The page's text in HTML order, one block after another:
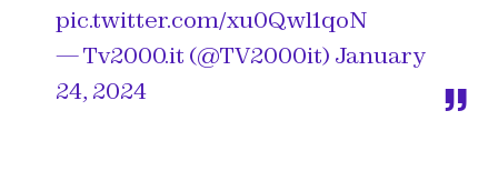
pic.twitter.com/xu0Qwl1qoN
— Tv2000.it (@TV2000it) January
24, 2024